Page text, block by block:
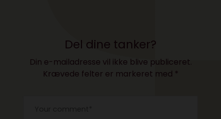
Del dine tanker?
Din e-mailadresse vil ikke blive publiceret.
Krævede felter er markeret med *